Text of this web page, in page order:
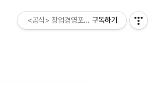
<공식> 창업경영포럼 ESM소비
구독하기